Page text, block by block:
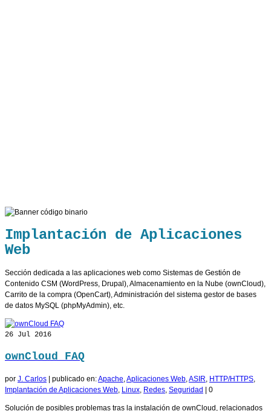
Implantación de Aplicaciones
Web
Sección dedicada a las aplicaciones web como Sistemas de Gestión de
Contenido CSM (WordPress, Drupal), Almacenamiento en la Nube (ownCloud),
Carrito de la compra (OpenCart), Administración del sistema gestor de bases
de datos MySQL (phpMyAdmin), etc.
26 Jul 2016
ownCloud FAQ
por J. Carlos publicado en:Apache,Aplicaciones Web,ASIR, HTTP/HTTPS,
Implantación de Aplicaciones Web, Linux, Redes, Seguridad 0
Solución de posibles problemas tras la instalación de ownCloud, relacionados